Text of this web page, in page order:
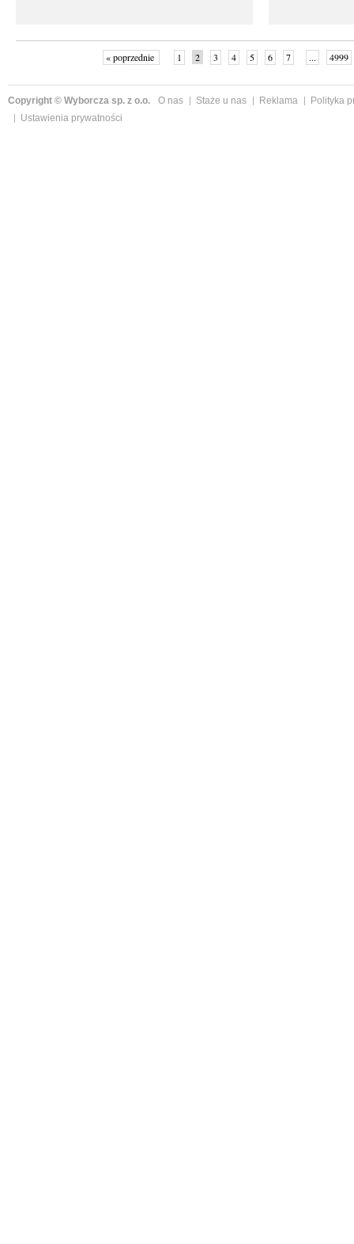
« poprzednie 1 2 3 4 5 6 7 ... 4999
Copyright © Wyborcza sp. z o.o. O nas Staże u nas Reklama
Polityka
Ustawienia prywatności